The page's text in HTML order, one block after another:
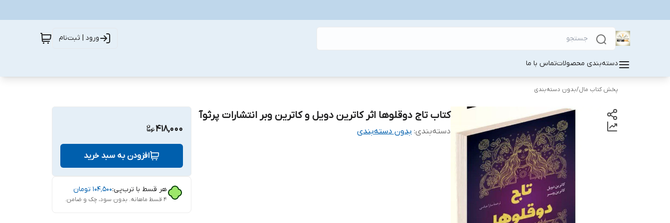
ورود | ثبت‌نام
دسته‌بندی محصولاتتماس با ما
پخش کتاب مال/بدون دسته‌بندی
کتاب تاج دوقلوها اثر کاترین دویل و کاترین وبر انتشارات پرثوآ
دسته‌بندی: بدون دسته‌بندی 418,000
افزودن به سبد خرید
هر قسط با ترب‌پی:۱۰۴٬۵۰۰ تومان
۴ قسط ماهانه. بدون سود، چک و ضامن.